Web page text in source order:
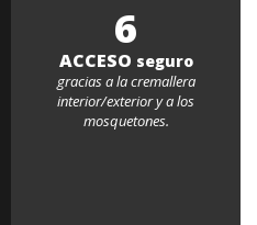
6
ACCESO seguro
gracias a la cremallera
interior/exterior y a los
mosquetones.